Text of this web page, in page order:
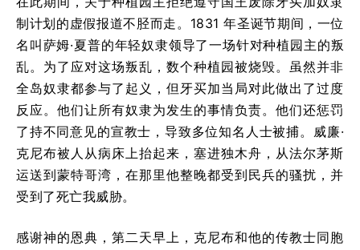
制计划的虚假报道不胫而走。1831 年圣诞节期间，一位
名叫萨姆·夏普的年轻奴隶领导了一场针对种植园主的叛
乱。为了应对这场叛乱，数个种植园被烧毁。虽然并非
全岛奴隶都参与了起义，但牙买加当局对此做出了过度
反应。他们让所有奴隶为发生的事情负责。他们还惩罚
了持不同意见的宣教士，导致多位知名人士被捕。威廉·
克尼布被人从病床上抬起来，塞进独木舟，从法尔茅斯
运送到蒙特哥湾，在那里他整晚都受到民兵的骚扰，并
受到了死亡我威胁。
感谢神的恩典，第二天早上，克尼布和他的传教士同胞